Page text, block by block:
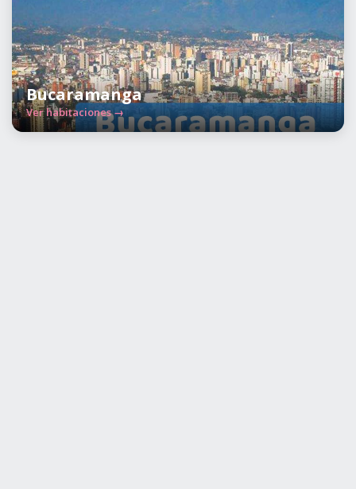
Bucaramanga
Ver habitaciones →